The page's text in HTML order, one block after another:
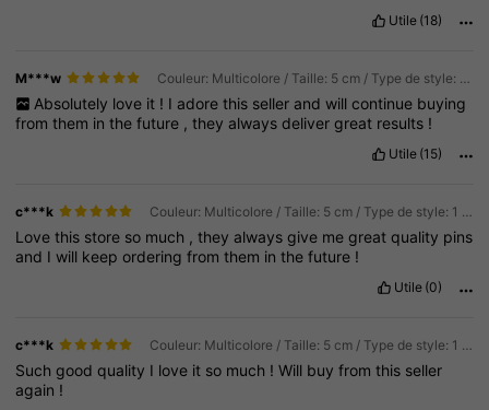
Utile (18)
M***w
Absolutely love it ! I adore this seller and will continue buying
fromthem inthefuture ,they alwaysdelivergreat results !
Utile (15)
c***k
Lovethis store so much ,they alwaysgive megreatquality pins
and Iwill keeporderingfromthem inthefuture !
Utile (0)
c***k
Suchgoodquality I love it so much !Will buyfromthis seller
again !